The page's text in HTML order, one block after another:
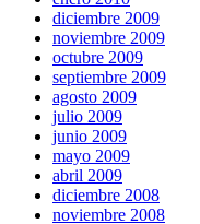
diciembre 2009
noviembre 2009
octubre 2009
septiembre 2009
agosto 2009
julio 2009
junio 2009
mayo 2009
abril 2009
diciembre 2008
noviembre 2008